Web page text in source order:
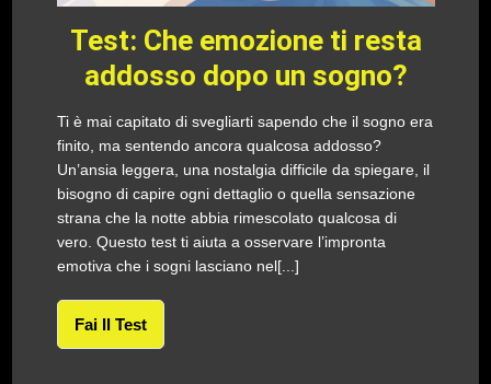
Test: Che emozione ti resta
addosso dopo un sogno?
Ti è mai capitato di svegliarti sapendo che il sogno era
finito, ma sentendo ancora qualcosa addosso?
Un’ansia leggera, una nostalgia difficile da spiegare, il
bisogno di capire ogni dettaglio o quella sensazione
strana che la notte abbia rimescolato qualcosa di
vero. Questo test ti aiuta a osservare l’impronta
emotiva che i sogni lasciano nel[...]
Fai Il Test